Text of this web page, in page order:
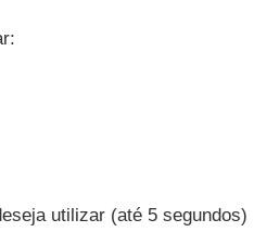
utilizar (até 5 segundos)